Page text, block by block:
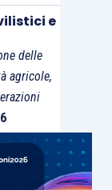
e
delle
agricole,